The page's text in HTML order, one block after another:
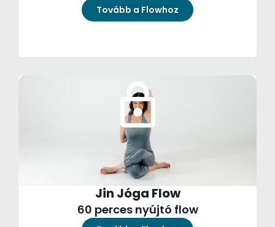
Tovább a Flowhoz
Jin Jóga Flow
60 perces nyújtó flow